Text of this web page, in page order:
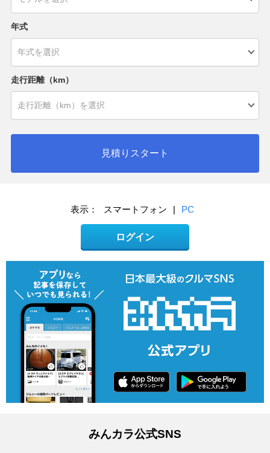
年式
走行距離（km）
見積りスタート
表示： スマートフォン | PC
ログイン
みんカラ公式SNS